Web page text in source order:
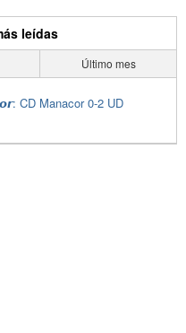
leídas
Último mes
CD Manacor 0-2 UD